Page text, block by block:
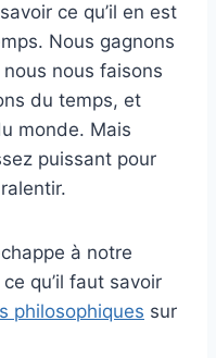
ce qu’il en est
Nous gagnons
nous faisons
du temps, et
monde. Mais
puissant pour
à notre
qu’il faut savoir
philosophiques sur